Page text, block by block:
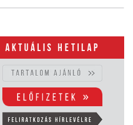
Aktuális hetilap